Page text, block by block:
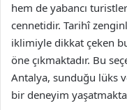
hem de yabancı
cennetidir. Tarihî
iklimiyle dikkat çeken
öne çıkmaktadır. Bu
Antalya, sunduğu lüks
bir deneyim